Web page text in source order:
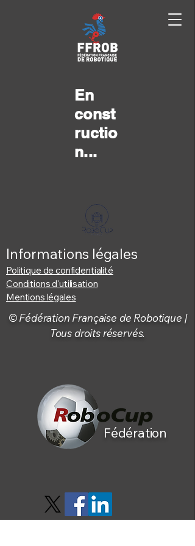
En
const
ructio
n...
Informations légales
Politique de confidentialité
Conditions d'utilisation
Mentions légales
© Fédération Française de Robotique |
Tous droits réservés.
Fédération